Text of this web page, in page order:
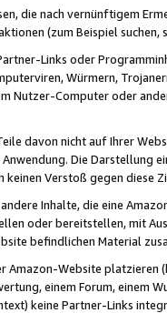
die nach vernünftigem
(zum Beispiel
Links oder
Würmern,
Nutzer-Computer oder
davon nicht auf Ihrer
Die Darstellung
Verstoß gegen diese
Inhalte, die eine
oder bereitstellen, mit
befindlichen Material
Amazon-Website
einem Forum, einem
keine Partner-Links